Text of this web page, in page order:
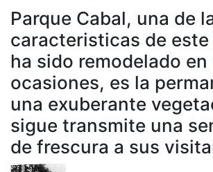
Parque Cabal, una de
caracteristicas de este
ha sido remodelado en
ocasiones, es la
una exuberante
sigue transmite una
de frescura a sus